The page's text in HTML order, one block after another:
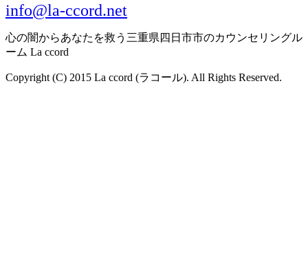
info@la-ccord.net
心の闇からあなたを救う三重県四日市市のカウンセリングル
ーム La ccord
Copyright (C) 2015 La ccord (ラコール). All Rights Reserved.